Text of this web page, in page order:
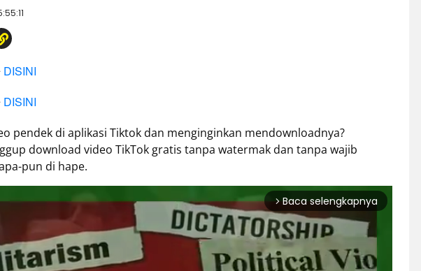
DISINI
DISINI
pendek di aplikasi Tiktok dan menginginkan mendownloadnya?
download video TikTok gratis tanpa watermak dan tanpa wajib
pun di hape.
arrow_forward_ios Baca selengkapnya